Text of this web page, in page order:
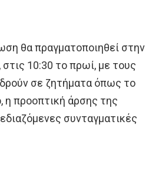
θα πραγματοποιηθεί στην
10:30 το πρωί, με τους
σε ζητήματα όπως το
η προοπτική άρσης της
συνταγματικές